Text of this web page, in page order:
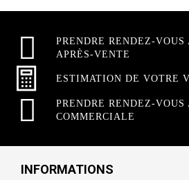
PRENDRE RENDEZ-VOUS
APRÈS-VENTE
ESTIMATION DE VOTRE
PRENDRE RENDEZ-VOUS
COMMERCIALE
INFORMATIONS